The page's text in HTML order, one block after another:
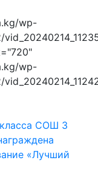
wp-
wp-
класса СОШ 3
«Лучший